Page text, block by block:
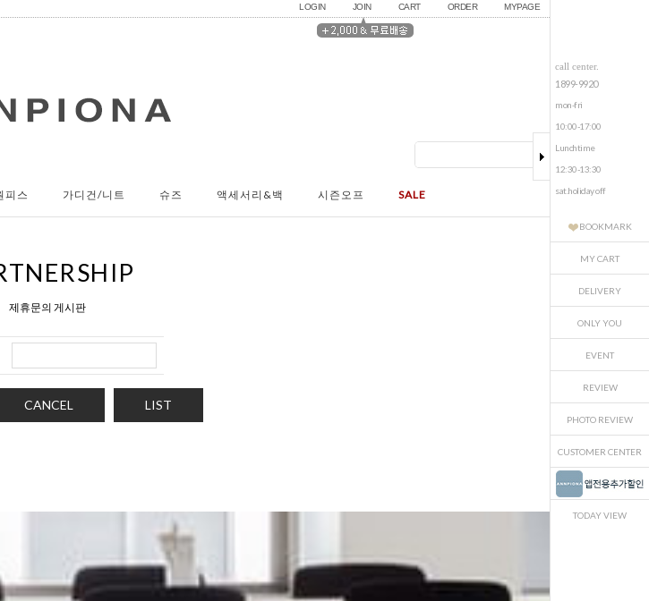
LOGIN JOIN CART ORDER MYPAGE
피스 가디건/니트 슈즈 액세서리&백 시즌오프 SALE
call center.
1899-9920
mon-fri
10:00-17:00
Lunchtime
12:30-13:30
sat.holiday off
BOOKMARK
MY CART
DELIVERY
ONLY YOU
EVENT
REVIEW
PHOTO REVIEW
CUSTOMER CENTER
TODAY VIEW
제휴문의 게시판
CANCEL LIST